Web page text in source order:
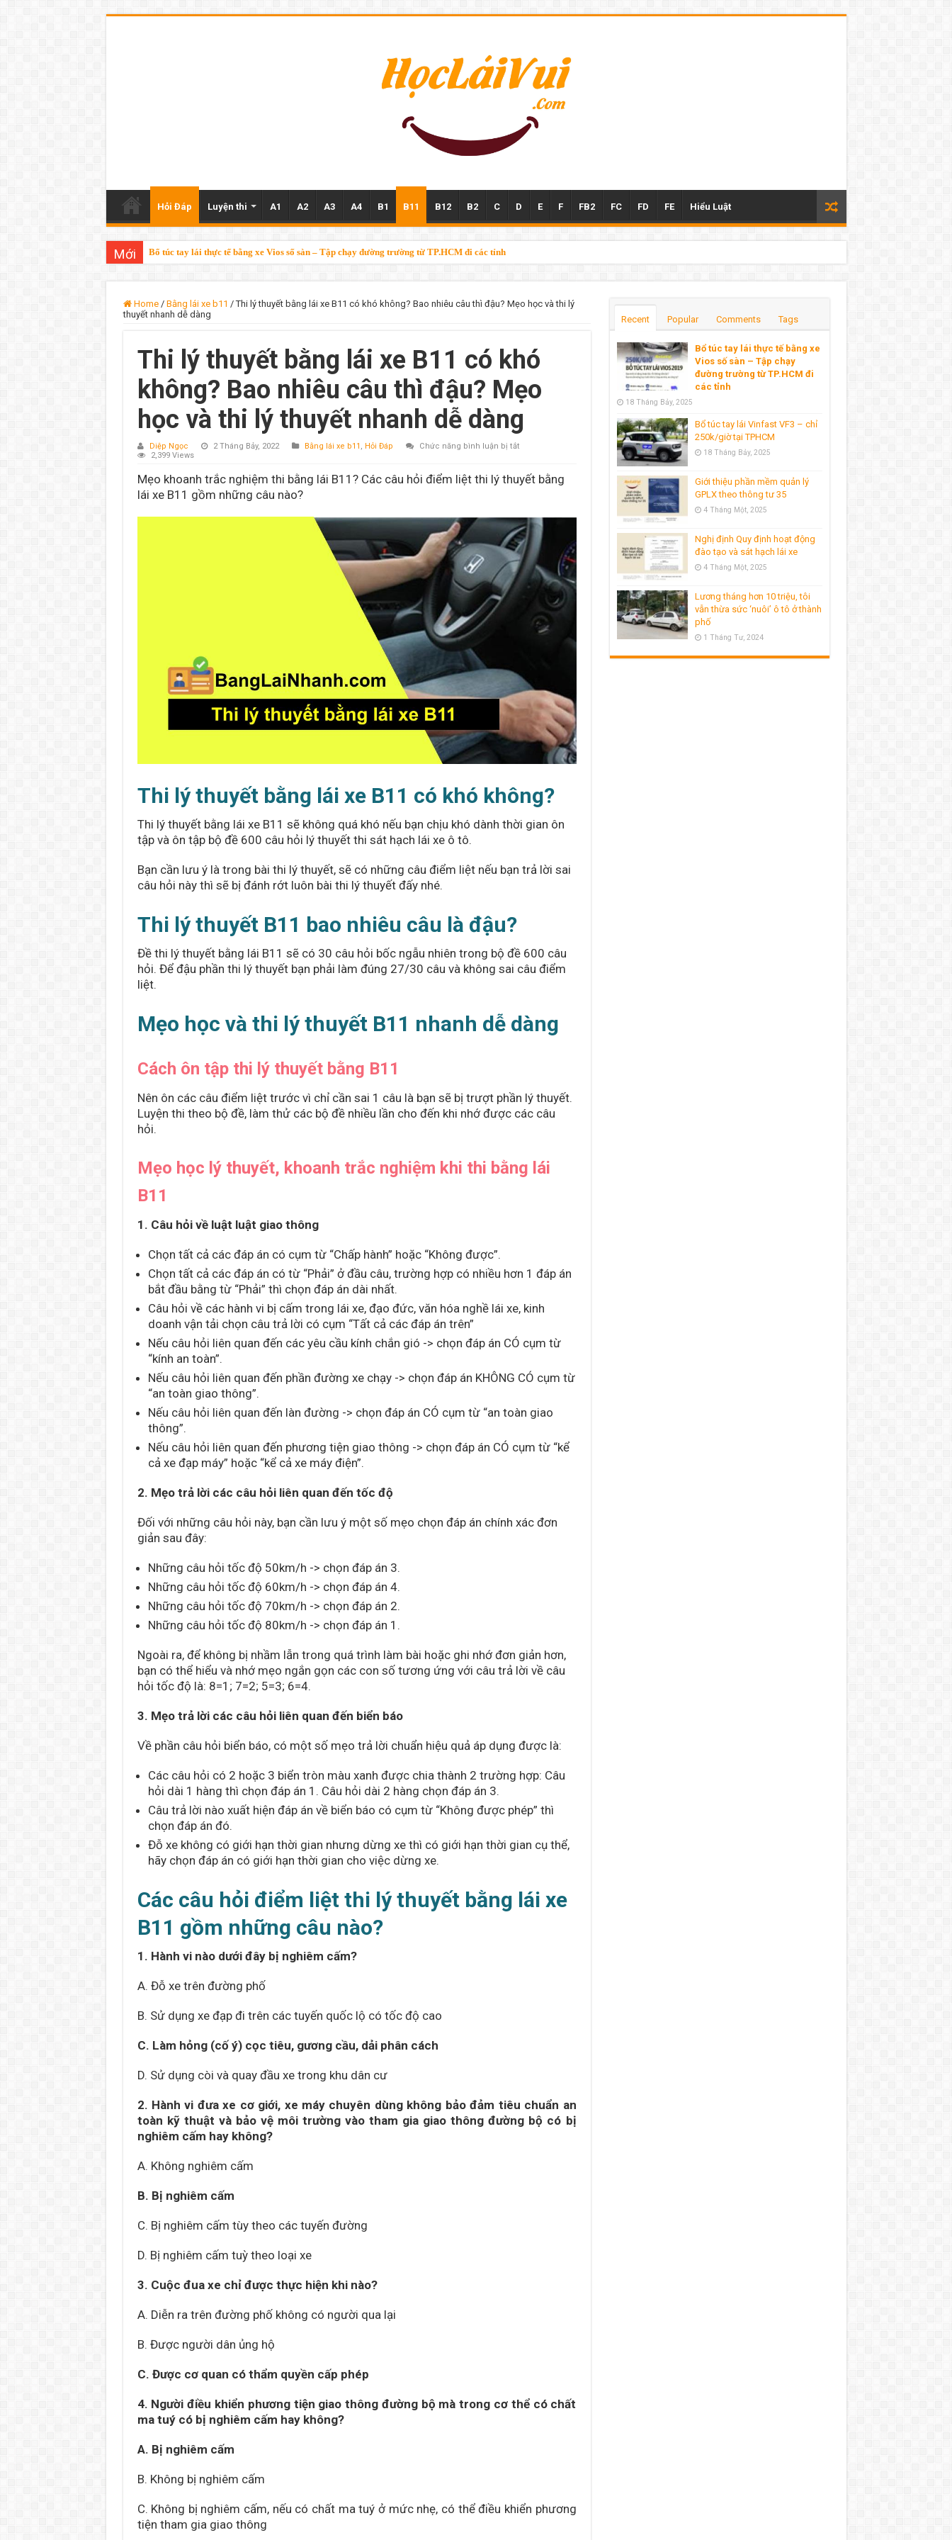
Hỏi Đáp Luyện thi A1 A2 A3 A4 B1 B11 B12 B2 C D E F FB2 FC FD FE Hiểu Luật
Mới Bổ túc tay lái thực tế bằng xe Vios số sàn – Tập chạy đường trường từ TP.HCM đi các tỉnh
Bổ túc tay lái Vinfast VF3 – chỉ 250k/giờ tại TPHCM
Home / Bằng lái xe b11 / Thi lý thuyết bằng lái xe B11 có khó không? Bao nhiêu câu thì đậu? Mẹo học và thi lý
thuyết nhanh dễ dàng
Thi lý thuyết bằng lái xe B11 có khó
không? Bao nhiêu câu thì đậu? Mẹo
học và thi lý thuyết nhanh dễ dàng
Diệp Ngọc 2 Tháng Bảy, 2022 Bằng lái xe b11 , Hỏi Đáp Chức năng bình luận bị tắtở
thuyết
bằng
có
khó
không?
Bao
nhiêu
câu
thì
2,399 Views
Mẹo khoanh trắc nghiệm thi bằng lái B11? Các câu hỏi điểm liệt thi lý thuyết bằng
lái xe B11 gồm những câu nào?
Thi lý thuyết bằng lái xe B11 có khó không?
Thi lý thuyết bằng lái xe B11 sẽ không quá khó nếu bạn chịu khó dành thời gian ôn
tập và ôn tập bộ đề 600 câu hỏi lý thuyết thi sát hạch lái xe ô tô.
Bạn cần lưu ý là trong bài thi lý thuyết, sẽ có những câu điểm liệt nếu bạn trả lời sai
câu hỏi này thì sẽ bị đánh rớt luôn bài thi lý thuyết đấy nhé.
Thi lý thuyết B11 bao nhiêu câu là đậu?
Đề thi lý thuyết bằng lái B11 sẽ có 30 câu hỏi bốc ngẫu nhiên trong bộ đề 600 câu
hỏi. Để đậu phần thi lý thuyết bạn phải làm đúng 27/30 câu và không sai câu điểm
liệt.
Mẹo học và thi lý thuyết B11 nhanh dễ dàng
Cách ôn tập thi lý thuyết bằng B11
Nên ôn các câu điểm liệt trước vì chỉ cần sai 1 câu là bạn sẽ bị trượt phần lý thuyết.
Luyện thi theo bộ đề, làm thử các bộ đề nhiều lần cho đến khi nhớ được các câu
hỏi.
Mẹo học lý thuyết, khoanh trắc nghiệm khi thi bằng lái
B11
1. Câu hỏi về luật luật giao thông
Chọn tất cả các đáp án có cụm từ “Chấp hành” hoặc “Không được”.
Chọn tất cả các đáp án có từ “Phải” ở đầu câu, trường hợp có nhiều hơn 1 đáp án
bắt đầu bằng từ “Phải” thì chọn đáp án dài nhất.
Câu hỏi về các hành vi bị cấm trong lái xe, đạo đức, văn hóa nghề lái xe, kinh
doanh vận tải chọn câu trả lời có cụm “Tất cả các đáp án trên”
Nếu câu hỏi liên quan đến các yêu cầu kính chắn gió -> chọn đáp án CÓ cụm từ
“kính an toàn”.
Nếu câu hỏi liên quan đến phần đường xe chạy -> chọn đáp án KHÔNG CÓ cụm từ
“an toàn giao thông”.
Nếu câu hỏi liên quan đến làn đường -> chọn đáp án CÓ cụm từ “an toàn giao
thông”.
Nếu câu hỏi liên quan đến phương tiện giao thông -> chọn đáp án CÓ cụm từ “kể
cả xe đạp máy” hoặc “kể cả xe máy điện”.
2. Mẹo trả lời các câu hỏi liên quan đến tốc độ
Đối với những câu hỏi này, bạn cần lưu ý một số mẹo chọn đáp án chính xác đơn
giản sau đây:
Những câu hỏi tốc độ 50km/h -> chọn đáp án 3.
Những câu hỏi tốc độ 60km/h -> chọn đáp án 4.
Những câu hỏi tốc độ 70km/h -> chọn đáp án 2.
Những câu hỏi tốc độ 80km/h -> chọn đáp án 1.
Ngoài ra, để không bị nhầm lẫn trong quá trình làm bài hoặc ghi nhớ đơn giản hơn,
bạn có thể hiểu và nhớ mẹo ngắn gọn các con số tương ứng với câu trả lời về câu
hỏi tốc độ là: 8=1; 7=2; 5=3; 6=4.
3. Mẹo trả lời các câu hỏi liên quan đến biển báo
Về phần câu hỏi biển báo, có một số mẹo trả lời chuẩn hiệu quả áp dụng được là:
Các câu hỏi có 2 hoặc 3 biển tròn màu xanh được chia thành 2 trường hợp: Câu
hỏi dài 1 hàng thì chọn đáp án 1. Câu hỏi dài 2 hàng chọn đáp án 3.
Câu trả lời nào xuất hiện đáp án về biển báo có cụm từ “Không được phép” thì
chọn đáp án đó.
Đỗ xe không có giới hạn thời gian nhưng dừng xe thì có giới hạn thời gian cụ thể,
hãy chọn đáp án có giới hạn thời gian cho việc dừng xe.
Các câu hỏi điểm liệt thi lý thuyết bằng lái xe
B11 gồm những câu nào?
1. Hành vi nào dưới đây bị nghiêm cấm?
A. Đỗ xe trên đường phố
B. Sử dụng xe đạp đi trên các tuyến quốc lộ có tốc độ cao
C. Làm hỏng (cố ý) cọc tiêu, gương cầu, dải phân cách
D. Sử dụng còi và quay đầu xe trong khu dân cư
2. Hành vi đưa xe cơ giới, xe máy chuyên dùng không bảo đảm tiêu chuẩn an
toàn kỹ thuật và bảo vệ môi trường vào tham gia giao thông đường bộ có bị
nghiêm cấm hay không?
A. Không nghiêm cấm
B. Bị nghiêm cấm
C. Bị nghiêm cấm tùy theo các tuyến đường
D. Bị nghiêm cấm tuỳ theo loại xe
3. Cuộc đua xe chỉ được thực hiện khi nào?
A. Diễn ra trên đường phố không có người qua lại
B. Được người dân ủng hộ
C. Được cơ quan có thẩm quyền cấp phép
4. Người điều khiển phương tiện giao thông đường bộ mà trong cơ thể có chất
ma tuý có bị nghiêm cấm hay không?
A. Bị nghiêm cấm
B. Không bị nghiêm cấm
C. Không bị nghiêm cấm, nếu có chất ma tuý ở mức nhẹ, có thể điều khiển phương
tiện tham gia giao thông
Recent Popular Comments Tags
Bổ túc tay lái thực tế bằng xe
Vios số sàn – Tập chạy
đường trường từ TP.HCM đi
các tỉnh
18 Tháng Bảy, 2025
Bổ túc tay lái Vinfast VF3 – chỉ
250k/giờ tại TPHCM
18 Tháng Bảy, 2025
Giới thiệu phần mềm quản lý
GPLX theo thông tư 35
4 Tháng Một, 2025
Nghị định Quy định hoạt động
đào tạo và sát hạch lái xe
4 Tháng Một, 2025
Lương tháng hơn 10 triệu, tôi
vẫn thừa sức ‘nuôi’ ô tô ở thành
phố
1 Tháng Tư, 2024